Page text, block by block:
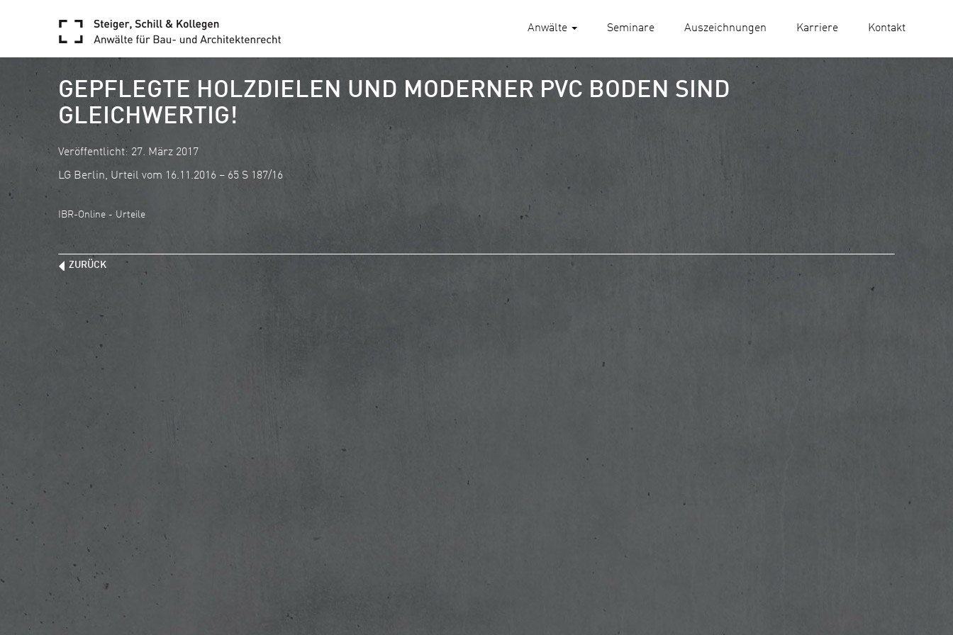
Anwälte Seminare Auszeichnungen Karriere Kontakt
GEPFLEGTE HOLZDIELEN UND MODERNER PVC BODEN SIND
GLEICHWERTIG!
Veröffentlicht: 27. März 2017
LG Berlin, Urteil vom 16.11.2016 – 65 S 187/16
IBR-Online - Urteile
ZURÜCK